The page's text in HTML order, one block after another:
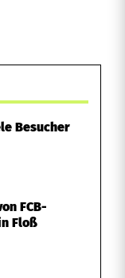
Besucher
FCB-
Floß